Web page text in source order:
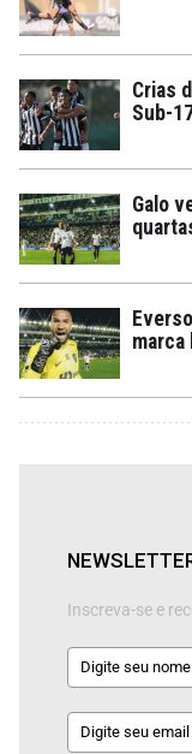
Crias
Sub-
Galo
marca
Inscreva-se e